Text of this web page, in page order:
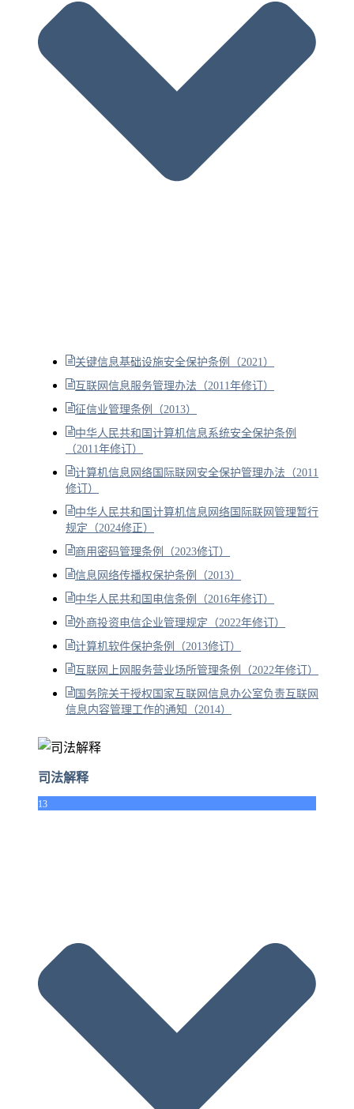
关键信息基础设施安全保护条例（2021）
互联网信息服务管理办法（2011年修订）
征信业管理条例（2013）
中华人民共和国计算机信息系统安全保护条例
（2011年修订）
计算机信息网络国际联网安全保护管理办法（2011
修订）
中华人民共和国计算机信息网络国际联网管理暂行
规定（2024修正）
商用密码管理条例（2023修订）
信息网络传播权保护条例（2013）
中华人民共和国电信条例（2016年修订）
外商投资电信企业管理规定（2022年修订）
计算机软件保护条例（2013修订）
互联网上网服务营业场所管理条例（2022年修订）
国务院关于授权国家互联网信息办公室负责互联网
信息内容管理工作的通知（2014）
司法解释
13